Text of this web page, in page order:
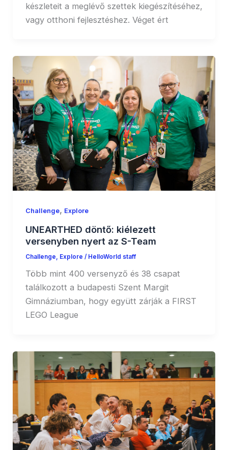
készleteit a meglévő szettek kiegészítéséhez,
vagy otthoni fejlesztéshez. Véget ért
Challenge, Explore
UNEARTHED döntő: kiélezett
versenyben nyert az S-Team
Challenge Explore / HelloWorld staff
Több mint 400 versenyző és 38 csapat
találkozott a budapesti Szent Margit
Gimnáziumban, hogy együtt zárják a FIRST
LEGO League